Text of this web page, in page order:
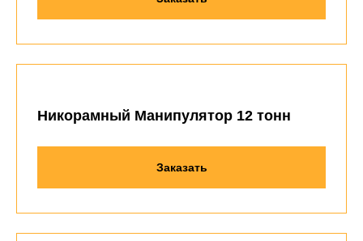
Никорамный Манипулятор 12 тонн
Заказать